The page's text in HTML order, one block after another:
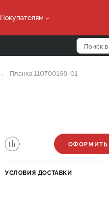
Покупателям
Планка 110700168-01
ОФОРМИТЬ
УСЛОВИЯ ДОСТАВКИ